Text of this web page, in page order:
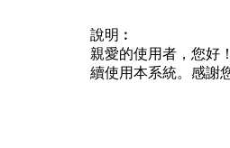
說明︰
親愛的使用者，您好
續使用本系統。感謝